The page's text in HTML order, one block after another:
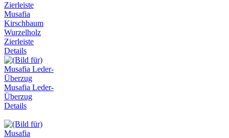
Musafia
Kirschbaum
Wurzelholz
Zierleiste
Details
Musafia Leder-
Überzug
Details